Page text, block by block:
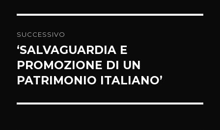
SUCCESSIVO
Articolo
successivo:
‘SALVAGUARDIA E
PROMOZIONE DI UN
PATRIMONIO ITALIANO’